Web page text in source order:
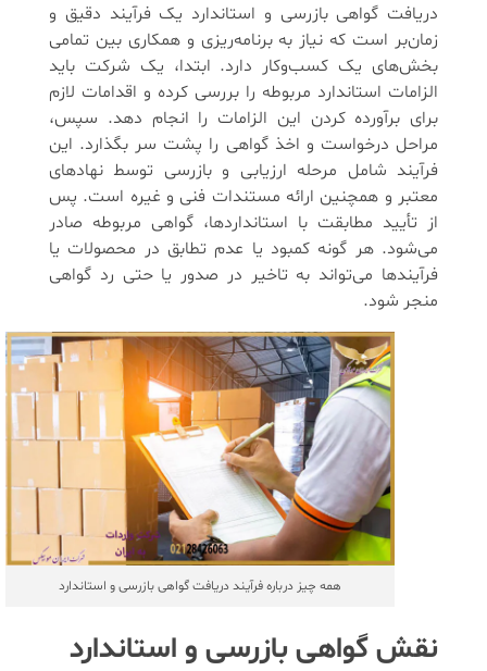
دریافت گواهی بازرسی و استاندارد یک فرآیند دقیق و
زمان‌بر است که نیاز به برنامه‌ریزی و همکاری بین تمامی
بخش‌های یک کسب‌وکار دارد. ابتدا، یک شرکت باید
الزامات استاندارد مربوطه را بررسی کرده و اقدامات لازم
برای برآورده کردن این الزامات را انجام دهد. سپس،
مراحل درخواست و اخذ گواهی را پشت سر بگذارد. این
فرآیند شامل مرحله ارزیابی و بازرسی توسط نهادهای
معتبر و همچنین ارائه مستندات فنی و غیره است. پس
از تأیید مطابقت با استانداردها، گواهی مربوطه صادر
می‌شود. هر گونه کمبود یا عدم تطابق در محصولات یا
فرآیندها می‌تواند به تاخیر در صدور یا حتی رد گواهی
منجر شود.
همه چیز درباره فرآیند دریافت گواهی بازرسی و استاندارد
نقش گواهی بازرسی و استاندارد